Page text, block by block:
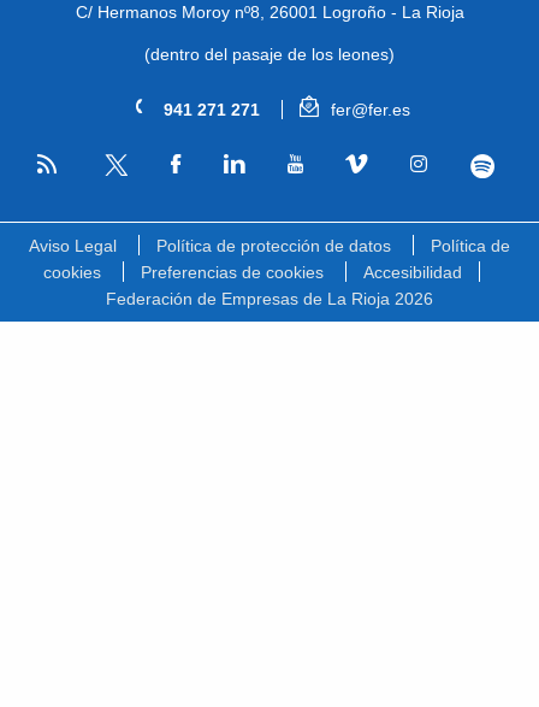
C/ Hermanos Moroy nº8, 26001 Logroño - La Rioja
(dentro del pasaje de los leones)
941 271 271 fer@fer.es
RSS
Aviso Legal Política de protección de datos
Política de
cookies
Preferencias de cookies
Accesibilidad
Federación de Empresas de La Rioja 2026